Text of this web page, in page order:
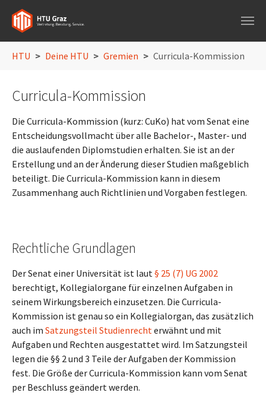
HTU Deine HTU Gremien Curricula-Kommission
Curricula-Kommission
Die Curricula-Kommission (kurz: CuKo) hat vom Senat eine
Entscheidungsvollmacht über alle Bachelor-, Master- und
die auslaufenden Diplomstudien erhalten. Sie ist an der
Erstellung und an der Änderung dieser Studien maßgeblich
beteiligt. Die Curricula-Kommission kann in diesem
Zusammenhang auch Richtlinien und Vorgaben festlegen.
Rechtliche Grundlagen
Der Senat einer Universität ist laut§ 25 (7) UG 2002
berechtigt, Kollegialorgane für einzelnen Aufgaben in
seinem Wirkungsbereich einzusetzen. Die Curricula-
Kommission ist genau so ein Kollegialorgan, das zusätzlich
auch im Satzungsteil Studienrechterwähnt und mit
Aufgaben und Rechten ausgestattet wird. Im Satzungsteil
legen die §§ 2 und 3 Teile der Aufgaben der Kommission
fest. Die Größe der Curricula-Kommission kann vom Senat
per Beschluss geändert werden.